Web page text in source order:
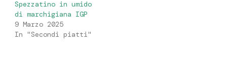
Spezzatino in umido
di marchigiana IGP
9 Marzo 2025
In "Secondi piatti"